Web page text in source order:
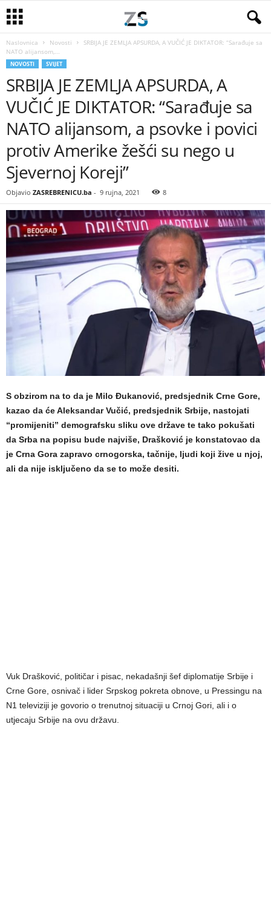
Naslovnica Novosti
SRBIJA JE ZEMLJA APSURDA, A VUČIĆ JE DIKTATOR: “Sarađuje sa
NATO alijansom,...
NOVOSTI SVIJET
SRBIJA JE ZEMLJA APSURDA, A
VUČIĆ JE DIKTATOR: “Sarađuje sa
NATO alijansom, a psovke i povici
protiv Amerike žešći su nego u
Sjevernoj Koreji”
Objavio ZASREBRENICU.ba - 9 rujna, 2021 8
S obzirom na to da je Milo Đukanović, predsjednik Crne Gore,
kazao da će Aleksandar Vučić, predsjednik Srbije, nastojati
“promijeniti” demografsku sliku ove države te tako pokušati
da Srba na popisu bude najviše, Drašković je konstatovao da
je Crna Gora zapravo crnogorska, tačnije, ljudi koji žive u njoj,
ali da nije isključeno da se to može desiti.
Vuk Drašković, političar i pisac, nekadašnji šef diplomatije Srbije i
Crne Gore, osnivač i lider Srpskog pokreta obnove, u Pressingu na
N1 televiziji je govorio o trenutnoj situaciji u Crnoj Gori, ali i o
utjecaju Srbije na ovu državu.